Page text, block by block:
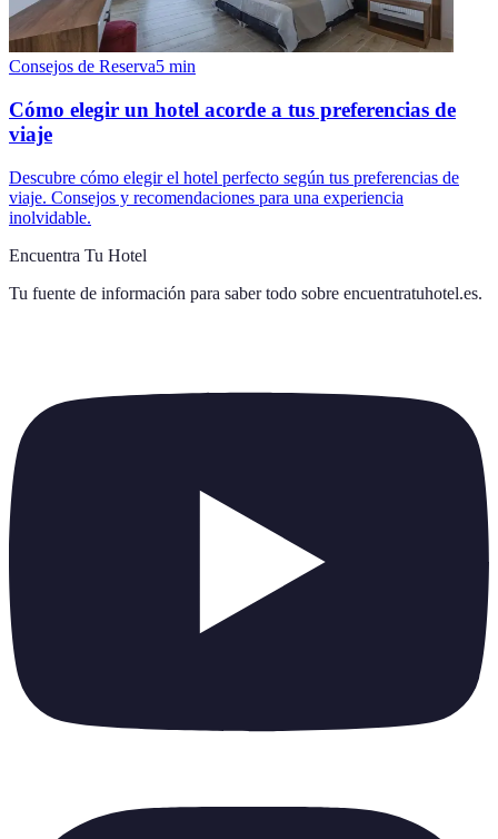
Consejos de Reserva5 min
Cómo elegir un hotel acorde a tus preferencias de
viaje
Descubre cómo elegir el hotel perfecto según tus preferencias de
viaje. Consejos y recomendaciones para una experiencia
inolvidable.
Encuentra Tu Hotel
Tu fuente de información para saber todo sobre encuentratuhotel.es.